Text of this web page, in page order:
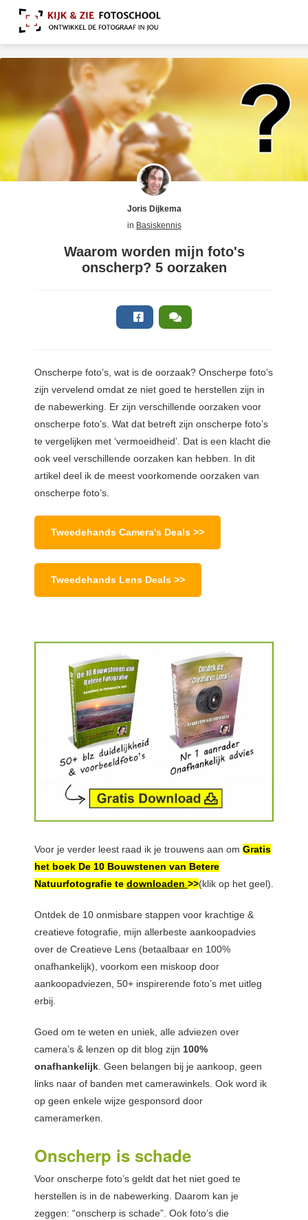
Joris Dijkema
in Basiskennis
Waarom worden mijn foto's
onscherp? 5 oorzaken
Onscherpe foto’s, wat is de oorzaak? Onscherpe foto’s
zijn vervelend omdat ze niet goed te herstellen zijn in
de nabewerking. Er zijn verschillende oorzaken voor
onscherpe foto’s. Wat dat betreft zijn onscherpe foto’s
te vergelijken met ‘vermoeidheid’. Dat is een klacht die
ook veel verschillende oorzaken kan hebben. In dit
artikel deel ik de meest voorkomende oorzaken van
onscherpe foto’s.
Tweedehands Camera's Deals >>
Tweedehands Lens Deals >>
Voor je verder leest raad ik je trouwens aan om Gratis
het boek De 10 Bouwstenen van Betere
Natuurfotografie te downloaden >>(klik op het geel).
Ontdek de 10 onmisbare stappen voor krachtige &
creatieve fotografie, mijn allerbeste aankoopadvies
over de Creatieve Lens (betaalbaar en 100%
onafhankelijk), voorkom een miskoop door
aankoopadviezen, 50+ inspirerende foto’s met uitleg
erbij.
Goed om te weten en uniek, alle adviezen over
camera’s & lenzen op dit blog zijn 100%
onafhankelijk . Geen belangen bij je aankoop, geen
links naar of banden met camerawinkels. Ook word ik
op geen enkele wijze gesponsord door
cameramerken.
Onscherp is schade
Voor onscherpe foto’s geldt dat het niet goed te
herstellen is in de nabewerking. Daarom kan je
zeggen: “onscherp is schade”. Ook foto’s die